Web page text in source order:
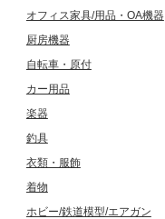
オフィス家具/用品・OA機器
厨房機器
自転車・原付
カー用品
楽器
釣具
衣類・服飾
着物
ホビー/鉄道模型/エアガン